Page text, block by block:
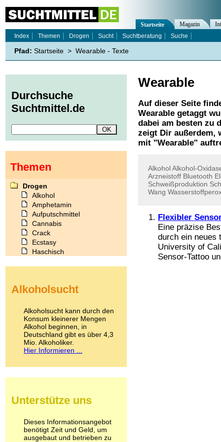
Wearable
Auf dieser Seite
Wearable getaggt
dabei am besten zu
zeigt Dir außerdem,
mit "Wearable"
AlkoholAlkohol-
Arzneistoff Bluetooth
Schweißproduktion
Wang
Flexibler
Eine präzise
durch ein neues
University of
Sensor-Tattoo
Startseite Magazin
Index
Themen Drogen Sucht Suchtberatung Suche
Pfad: Startseite > Wearable - Texte
Durchsuche
Suchtmittel.de
Themen
Drogen
Alkohol
Amphetamin
Aufputschmittel
Cannabis
Crack
Ecstasy
Haschisch
Kokain
LSD
Marihuana
Medikamente
Meskalin
Metamphetamin
Methadon
Pilze
Psychopharmaka
Schlafmittel
Schmerzmittel
Alkoholsucht
Alkoholsucht kann durch den
Konsum kleinerer Mengen
Alkohol beginnen, in
Deutschland gibt es über 4,3
Mio. Alkoholiker.
Hier Informieren ...
Unterstütze uns
Dieses Informationsangebot
benötigt Zeit und Geld, um
ausgebaut und betrieben zu